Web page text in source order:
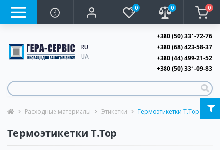
0 0 0
RU
UA
+380 (50) 331-72-76
+380 (68) 423-58-37
+380 (44) 499-21-52
+380 (50) 331-09-83
Расходные материалы Этикетки Термоэтикетки T.Top
Термоэтикетки T.Top